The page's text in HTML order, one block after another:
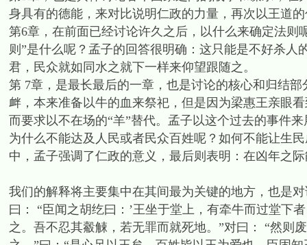
身具有的德能，来对比说明仁政的力量，再次以王道
第6章，在前面已经讨论许久之后，以什么来确定法则
则”是什么呢？孟子的回答很明确：这只能是不好杀
君，民众就如同水之就下一样来仰望跟随之。
第 7章，是最长最后的一章，也是讨论的核心和归结
衅，本来准备以牛的血来祭祀，但是因为梁惠王亲眼
而要求以不在场的“羊”替代。孟子以这个过去的事件
为什么不能达及人民或者民众百姓呢？如何不能让生
中，孟子强调了仁政的意义，最后则表明：在凶年之
我们的解释将主要集中在其间最为关键的地方，也是
曰： “臣闻之胡纥曰：’王坐于堂上，有牵牛而过堂下
之。吾不忍其觳觫，若无罪而就死地。”对曰： “然则